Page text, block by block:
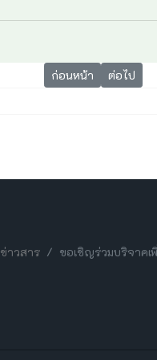
เนื้อหาก่อนหน้า: รศ.
ก่อนหน้า เนื้อหาถั
ต่อไป
ข่าวสาร ขอเชิญร่วมบริจาค